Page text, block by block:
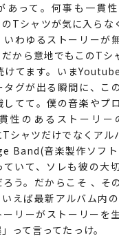
あって。何事も一貫
Tシャツが気に入らな
いわゆるストーリーが
から意地でもこのTシ
けてます。いま
タグが出る瞬間に、こ
してて。僕の音楽やプ
性のあるストーリー
シャツだけでなくアル
Band(音楽製作ソフ
ていて、ソレも彼の大
ろう。だからこそ 、そ
いえば最新アルバム
リーがストーリーを
って言ってたっけ。